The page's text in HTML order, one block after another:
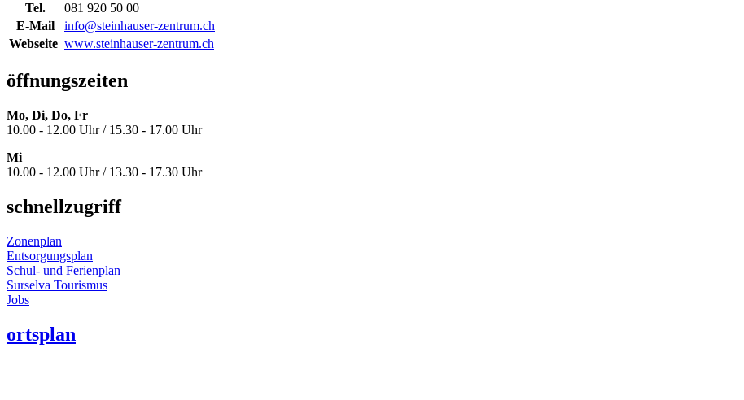
Tel.
081 920 50 00
E-Mail
info@steinhauser-zentrum.ch
Webseite www.steinhauser-zentrum.ch
öffnungszeiten
Mo, Di, Do, Fr
10.00 - 12.00 Uhr / 15.30 - 17.00 Uhr
Mi
10.00 - 12.00 Uhr / 13.30 - 17.30 Uhr
schnellzugriff
Zonenplan
Entsorgungsplan
Schul- und Ferienplan
Surselva Tourismus
Jobs
ortsplan